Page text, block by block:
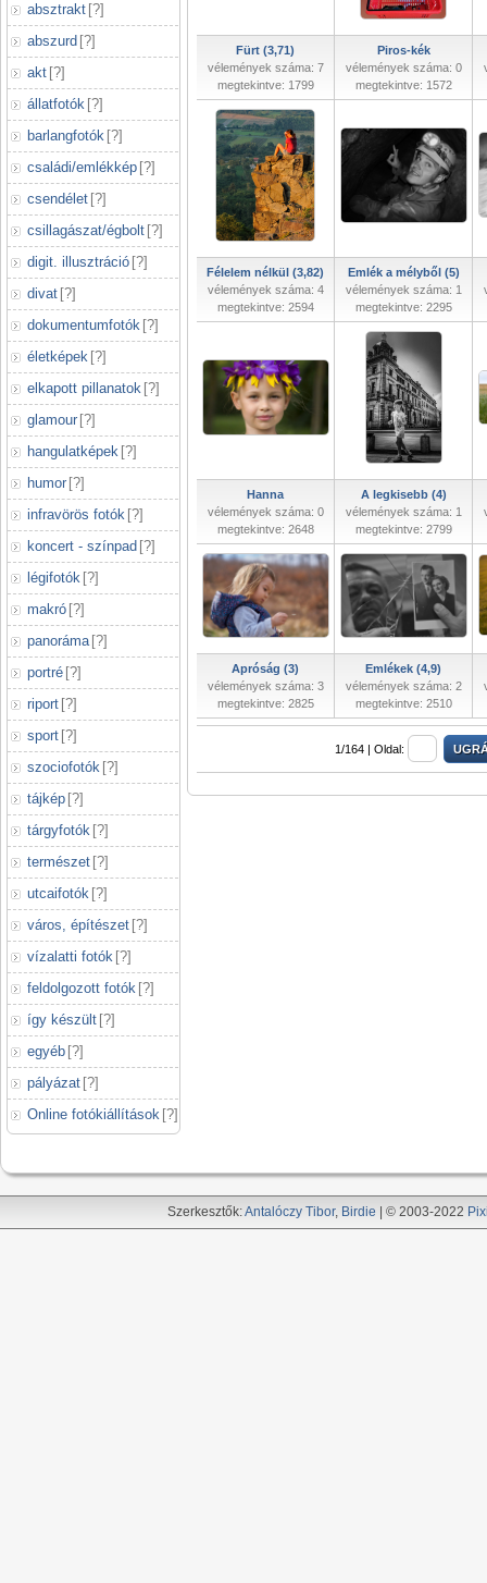
absztrakt [?]
abszurd [?]
akt [?]
állatfotók [?]
barlangfotók [?]
családi/emlékkép [?]
csendélet [?]
csillagászat/égbolt [?]
digit. illusztráció [?]
divat [?]
dokumentumfotók [?]
életképek [?]
elkapott pillanatok [?]
glamour [?]
hangulatképek [?]
humor [?]
infravörös fotók [?]
koncert - színpad [?]
légifotók [?]
makró [?]
panoráma [?]
portré [?]
riport [?]
sport [?]
szociofotók [?]
tájkép [?]
tárgyfotók [?]
természet [?]
utcaifotók [?]
város, építészet [?]
vízalatti fotók [?]
feldolgozott fotók [?]
így készült [?]
egyéb [?]
pályázat [?]
Online fotókiállítások [?]
Fürt (3,71)
vélemények száma: 7
megtekintve: 1799
Piros-kék
vélemények száma: 0
megtekintve: 1572
Félelem nélkül (3,82)
vélemények száma: 4
megtekintve: 2594
Emlék a mélyből (5)
vélemények száma: 1
megtekintve: 2295
Hanna
vélemények száma: 0
megtekintve: 2648
A legkisebb (4)
vélemények száma: 1
megtekintve: 2799
Apróság (3)
vélemények száma: 3
megtekintve: 2825
Emlékek (4,9)
vélemények száma: 2
megtekintve: 2510
1/164 | Oldal:
Szerkesztők:Antalóczy Tibor, Birdie | © 2003-2022